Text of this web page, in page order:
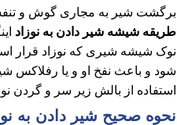
برگشت شیر به مجاری گوش و
طریقه شیشه شیر دادن به نوزاد
نوک شیشه شیری که نوزاد قرار است
شود و باعث نفخ او و یا رفلاکس
استفاده از بالش زیر سر و گردن
نحوه صحیح شیر دادن به